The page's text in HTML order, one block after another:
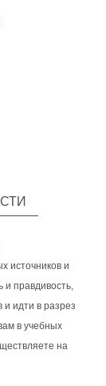
источников и
и правдивость,
идти в разрез
в учебных
на